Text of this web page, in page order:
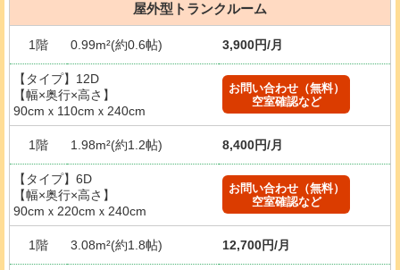
屋外型トランクルーム
1階 0.99m²(約0.6帖) 3,900円/月
【タイプ】12D
【幅×奥行×高さ】
90cmｘ110cmｘ240cm
お問い合わせ（無料）
空室確認など
1階 1.98m²(約1.2帖) 8,400円/月
【タイプ】6D
【幅×奥行×高さ】
90cmｘ220cmｘ240cm
お問い合わせ（無料）
空室確認など
1階 3.08m²(約1.8帖) 12,700円/月